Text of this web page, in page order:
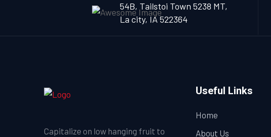
54B, Tailstoi Town 5238 MT,
La city, IA 522364
Capitalize on low hanging fruit to
Useful Links
Home
About Us